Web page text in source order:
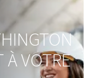
de vos
d’experts en
des pièces
pour réduire les